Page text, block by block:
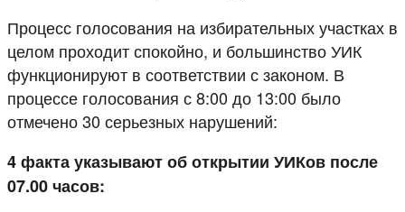
Процесс голосования на избирательных участках в
целом проходит спокойно, и большинство УИК
функционируют в соответствии с законом. В
процессе голосования с 8:00 до 13:00 было
отмечено 30 серьезных нарушений:
4 факта указывают об открытии УИКов после
07.00 часов: